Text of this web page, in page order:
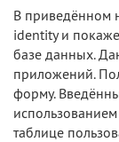
В приведённом
identity и
базе данных.
приложений.
форму.
таблице